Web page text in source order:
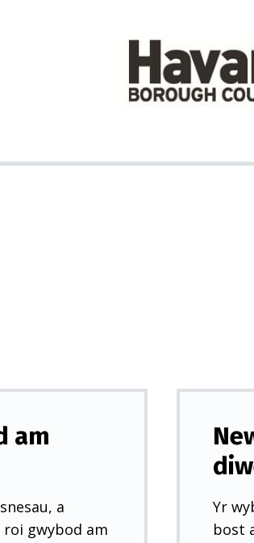
am
a
gwybod am
Yr
bost